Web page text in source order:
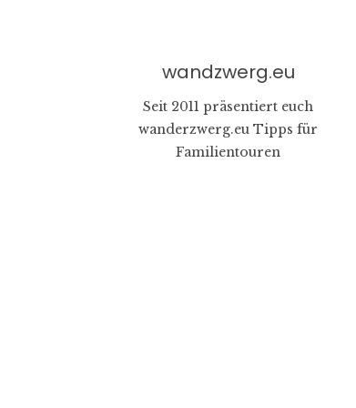
wandzwerg.eu
Seit 2011 präsentiert euch
wanderzwerg.eu Tipps für
Familientouren